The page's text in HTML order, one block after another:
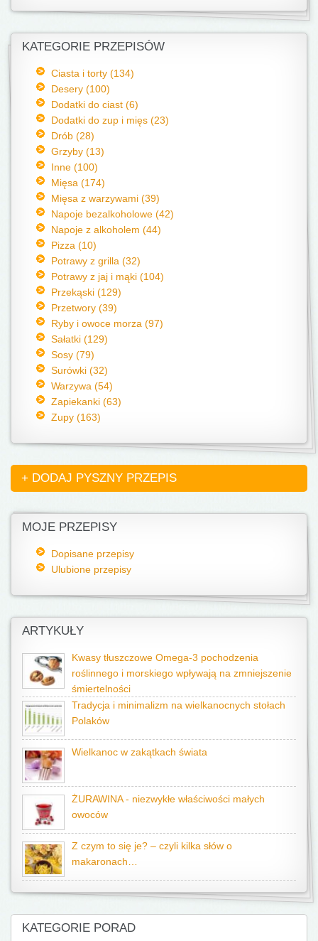
KATEGORIE PRZEPISÓW
Ciasta i torty (134)
Desery (100)
Dodatki do ciast (6)
Dodatki do zup i mięs (23)
Drób (28)
Grzyby (13)
Inne (100)
Mięsa (174)
Mięsa z warzywami (39)
Napoje bezalkoholowe (42)
Napoje z alkoholem (44)
Pizza (10)
Potrawy z grilla (32)
Potrawy z jaj i mąki (104)
Przekąski (129)
Przetwory (39)
Ryby i owoce morza (97)
Sałatki (129)
Sosy (79)
Surówki (32)
Warzywa (54)
Zapiekanki (63)
Zupy (163)
+ DODAJ PYSZNY PRZEPIS
MOJE PRZEPISY
Dopisane przepisy
Ulubione przepisy
ARTYKUŁY
Kwasy tłuszczowe Omega-3 pochodzenia
roślinnego i morskiego wpływają na zmniejszenie
śmiertelności
Tradycja i minimalizm na wielkanocnych stołach
Polaków
Wielkanoc w zakątkach świata
ŻURAWINA - niezwykłe właściwości małych
owoców
Z czym to się je? – czyli kilka słów o
makaronach…
KATEGORIE PORAD